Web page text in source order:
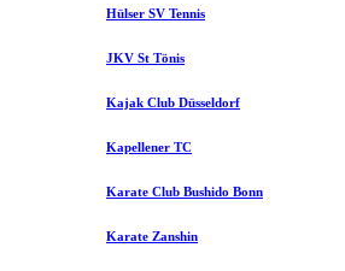
Hülser SV Tennis
JKV St Tönis
Kajak Club Düsseldorf
Kapellener TC
Karate Club Bushido Bonn
Karate Zanshin